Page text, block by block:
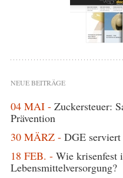
NEUE BEITRÄGE
04 MAI - Zuckersteuer:
Prävention
30 MÄRZ - DGE
18 FEB. - Wie krisenfest
Lebensmittelversorgung?